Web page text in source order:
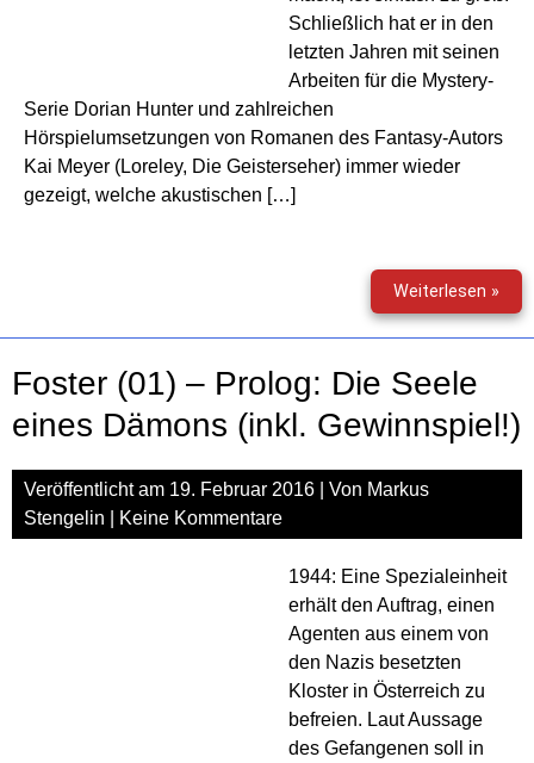
Schließlich hat er in den
letzten Jahren mit seinen
Arbeiten für die Mystery-
Serie Dorian Hunter und zahlreichen
Hörspielumsetzungen von Romanen des Fantasy-Autors
Kai Meyer (Loreley, Die Geisterseher) immer wieder
gezeigt, welche akustischen […]
Weiterlesen »
(01)
–
Foster (01) – Prolog: Die Seele
eines Dämons (inkl. Gewinnspiel!)
Veröffentlicht am 19. Februar 2016 | Von Markus
Stengelin
Keine Kommentare
1944: Eine Spezialeinheit
erhält den Auftrag, einen
Agenten aus einem von
den Nazis besetzten
Kloster in Österreich zu
befreien. Laut Aussage
des Gefangenen soll in